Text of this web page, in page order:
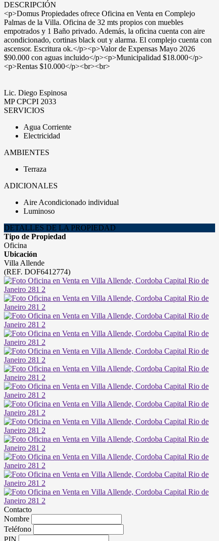
DESCRIPCIÓN
<p>Domus Propiedades ofrece Oficina en Venta en Complejo
Palmas de la Villa. Oficina de 32 mts propios con muebles
empotrados y 1 Baño privado. Además, la oficina cuenta con aire
acondicionado, cortinas black out y alarma. El complejo cuenta con
ascensor. Escritura ok.</p><p>Valor de Expensas Mayo 2026
$90.000 con aguas incluido</p><p>Municipalidad $18.000</p>
<p>Rentas $10.000</p><br><br>
Lic. Diego Espinosa
MP CPCPI 2033
SERVICIOS
Agua Corriente
Electricidad
AMBIENTES
Terraza
ADICIONALES
Aire Acondicionado individual
Luminoso
DETALLES DE LA PROPIEDAD
Tipo de Propiedad
Oficina
Ubicación
Villa Allende
(REF. DOF6412774)
Contacto
Nombre
Teléfono
PIN